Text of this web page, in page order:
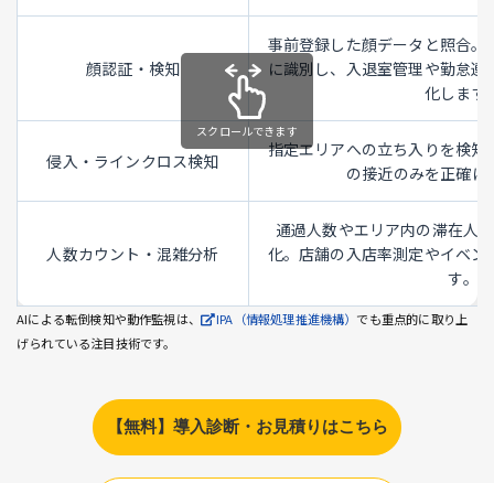
顔認証・検知
事前登録した顔データと照合
に識別し、入退室管理や勤怠
化します
侵入・ラインクロス検知
指定エリアへの立ち入りを検
の接近のみを正確に
人数カウント・混雑分析
通過人数やエリア内の滞在人
化。店舗の入店率測定やイベ
す。
AIによる転倒検知や動作監視は、 IPA（情報処理推進機構） でも重点的に取り上
げられている注目技術です。
【無料】導入診断・お見積りはこちら